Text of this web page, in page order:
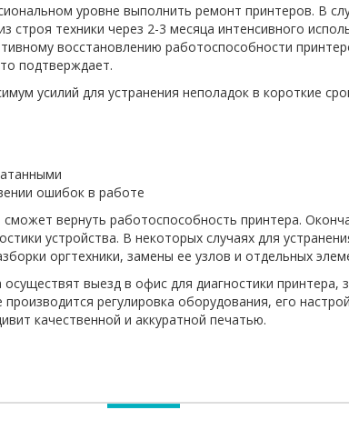
уровне выполнить ремонт принтеров. В
строя техники через 2-3 месяца интенсивного
восстановлению работоспособности
подтверждает.
усилий для устранения неполадок в короткие
ошибок в работе
вернуть работоспособность принтера.
устройства. В некоторых случаях для
оргтехники, замены ее узлов и отдельных
выезд в офис для диагностики
регулировка оборудования, его
качественной и аккуратной печатью.